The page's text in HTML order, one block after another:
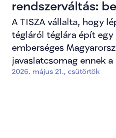
rendszerváltás:
frakció.
A TISZA vállalta, hogy
tégláról téglára épít egy
emberséges
javaslatcsomag ennek
lépése.
2026. május 21., csütörtök